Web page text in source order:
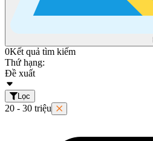
0Kết quả tìm kiếm
Thứ hạng:
Đề xuất
Lọc
20 - 30 triệu